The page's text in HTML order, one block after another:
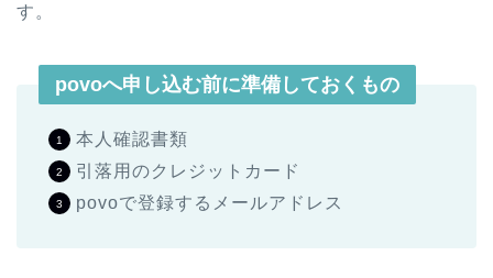
す。
povoへ申し込む前に準備しておくもの
本人確認書類
引落用のクレジットカード
povoで登録するメールアドレス